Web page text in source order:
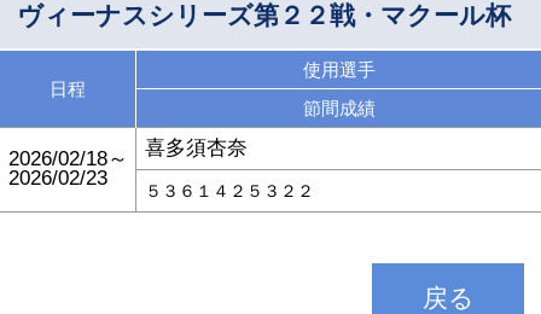
ヴィーナスシリーズ第２２戦・マクール杯
日程
使用選手
節間成績
2026/02/18～
2026/02/23
喜多須杏奈
５３６１４２５３２２
戻る